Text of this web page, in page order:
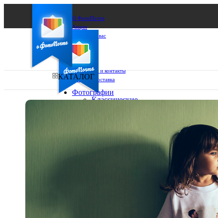
О ФотоПочте
Акции
Сделаем за вас
Бизнесу
FAQ
Франшиза
Поддержка и контакты
Оплата и доставка
КАТАЛОГ
Фотографии
Классические
13х18
15х15